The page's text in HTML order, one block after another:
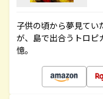
子供の頃から夢見て
が、島で出合うトロピ
憶。